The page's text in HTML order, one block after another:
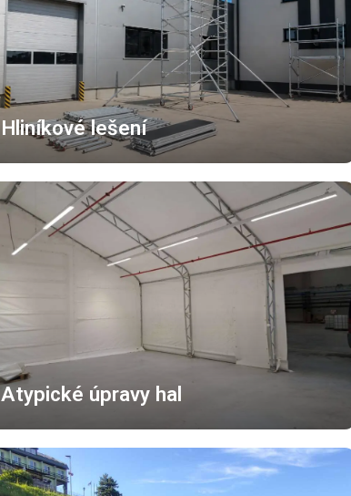
Hliníkové lešení
Atypické úpravy hal